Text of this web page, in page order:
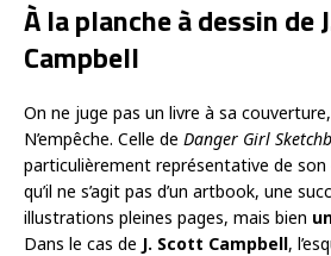
À la planche à dessin de
Campbell
On ne juge pas un livre à sa
N’empêche. Celle de Danger Girl
particulièrement représentative de
qu’il ne s’agit pas d’un artbook, une
illustrations pleines pages, mais bien
Dans le cas de J. Scott Campbell,